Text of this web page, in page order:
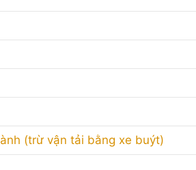
(trừ vận tải bằng xe buýt)